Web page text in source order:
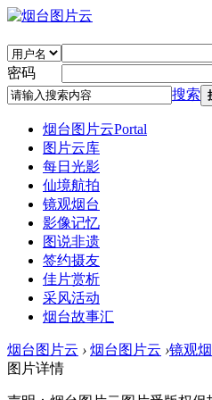
密码
搜索
烟台图片云Portal
图片云库
每日光影
仙境航拍
镜观烟台
影像记忆
图说非遗
签约摄友
佳片赏析
采风活动
烟台故事汇
烟台图片云 › 烟台图片云 ›镜观
图片详情